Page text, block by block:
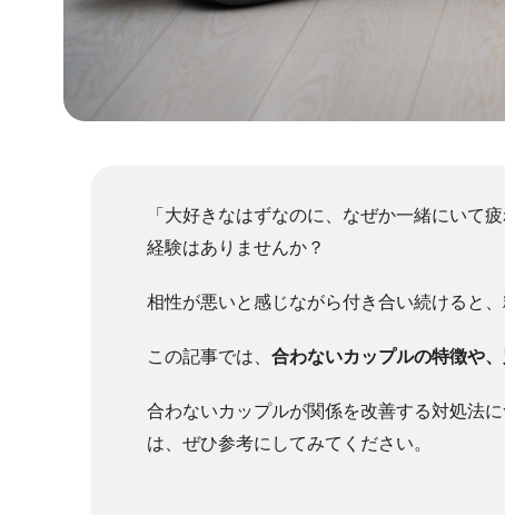
「大好きなはずなのに、なぜか一緒にいて
経験はありませんか？
相性が悪いと感じながら付き合い続けると
この記事では、 合わないカップルの特徴や
合わないカップルが関係を改善する対処法
は、ぜひ参考にしてみてください。